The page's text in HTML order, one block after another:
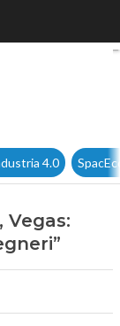
più “tecno”,
4.0
Vegas: